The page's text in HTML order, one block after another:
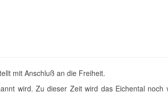
mit Anschluß an die Freiheit.
wird. Zu dieser Zeit wird das Eichental noch